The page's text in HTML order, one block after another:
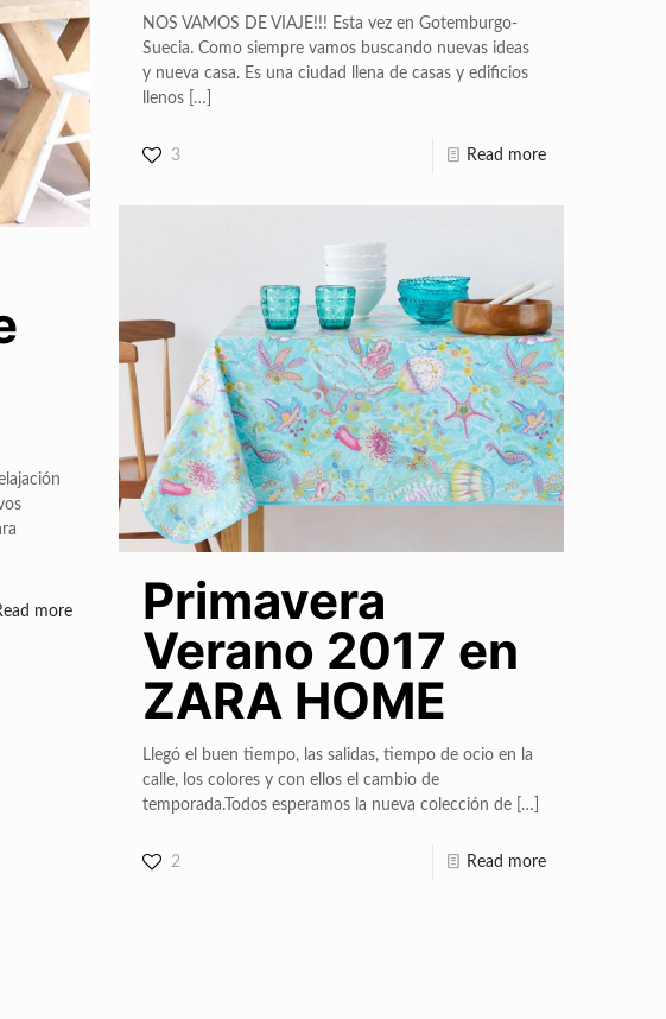
more
NOS VAMOS DE VIAJE!!! Esta vez en Gotemburgo-
Suecia. Como siempre vamos buscando nuevas ideas
y nueva casa. Es una ciudad llena de casas y edificios
llenos […]
3 Read more
Primavera
Verano 2017 en
ZARA HOME
Llegó el buen tiempo, las salidas, tiempo de ocio en la
calle, los colores y con ellos el cambio de
temporada.Todos esperamos la nueva colección de […]
2 Read more